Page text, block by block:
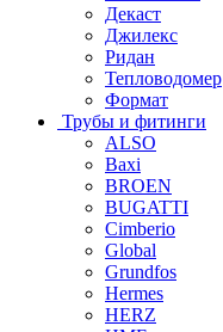
Декаст
Джилекс
Ридан
Тепловодомер
Формат
Трубы и фитинги
ALSO
Baxi
BROEN
BUGATTI
Cimberio
Global
Grundfos
Hermes
HERZ